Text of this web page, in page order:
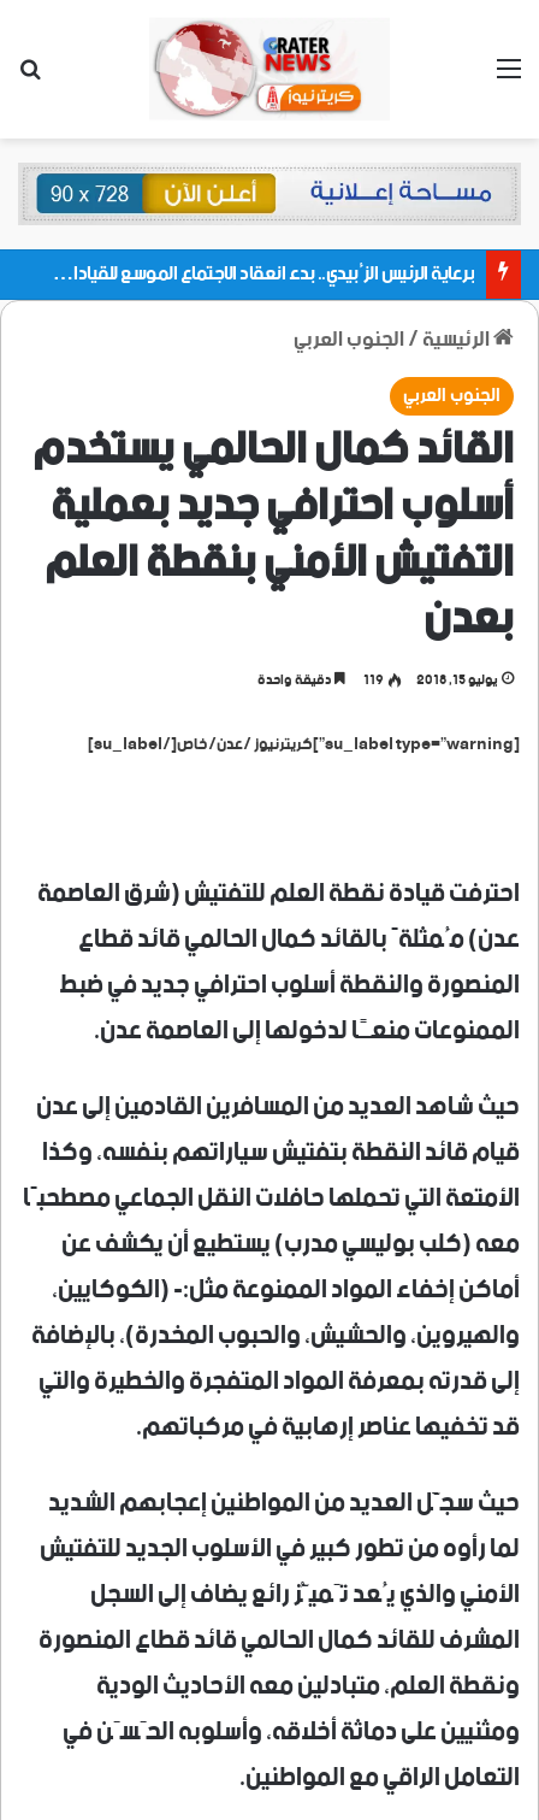
القائمة
برعاية الرئيس الزُبيدي.. بدء انعقاد الاجتماع الموسع للقيادات المحلية بالعاصمة ولمديريات وكتل مجلس العموم ومنسقيات الجامعة بالعاصمة عدن
الرئيسية/الجنوب العربي
الجنوب العربي
القائد كمال الحالمي يستخدم
أسلوب احترافي جديد بعملية
التفتيش الأمني بنقطة العلم
بعدن
يوليو 15, 2018 119 دقيقة واحدة
[su_label type=”warning”]كريترنيوز /عدن/خاص[/su_label]
احترفت قيادة نقطة العلم للتفتيش (شرق العاصمة
عدن) مُمثلةً بالقائد كمال الحالمي قائد قطاع
المنصورة والنقطة أسلوب احترافي جديد في ضبط
الممنوعات منعـًا لدخولها إلى العاصمة عدن.
حيث شاهد العديد من المسافرين القادمين إلى عدن
قيام قائد النقطة بتفتيش سياراتهم بنفسه، وكذا
الأمتعة التي تحملها حافلات النقل الجماعي مصطحبًا
معه (كلب بوليسي مدرب) يستطيع أن يكشف عن
أماكن إخفاء المواد الممنوعة مثل:- (الكوكايين،
والهيروين، والحشيش، والحبوب المخدرة)، بالإضافة
إلى قدرته بمعرفة المواد المتفجرة والخطيرة والتي
قد تخفيها عناصر إرهابية في مركباتهم.
حيث سجَّل العديد من المواطنين إعجابهم الشديد
لما رأوه من تطور كبير في الأسلوب الجديد للتفتيش
الأمني والذي يُعد تَميُّز رائع يضاف إلى السجل
المشرف للقائد كمال الحالمي قائد قطاع المنصورة
ونقطة العلم، متبادلين معه الأحاديث الودية
ومثنيين على دماثة أخلاقه، وأسلوبه الحَسَن في
التعامل الراقي مع المواطنين.